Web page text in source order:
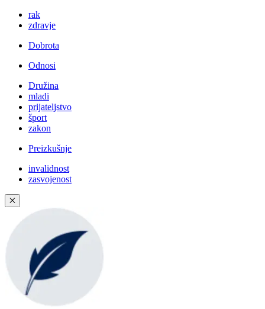
rak
zdravje
Dobrota
Odnosi
Družina
mladi
prijateljstvo
šport
zakon
Preizkušnje
invalidnost
zasvojenost
✕